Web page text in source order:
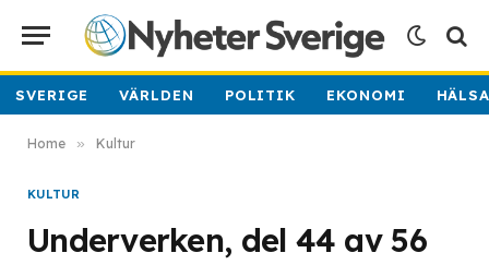
SVERIGE VÄRLDEN POLITIK EKONOMI
Home » Kultur
KULTUR
Underverken, del 44 av 56